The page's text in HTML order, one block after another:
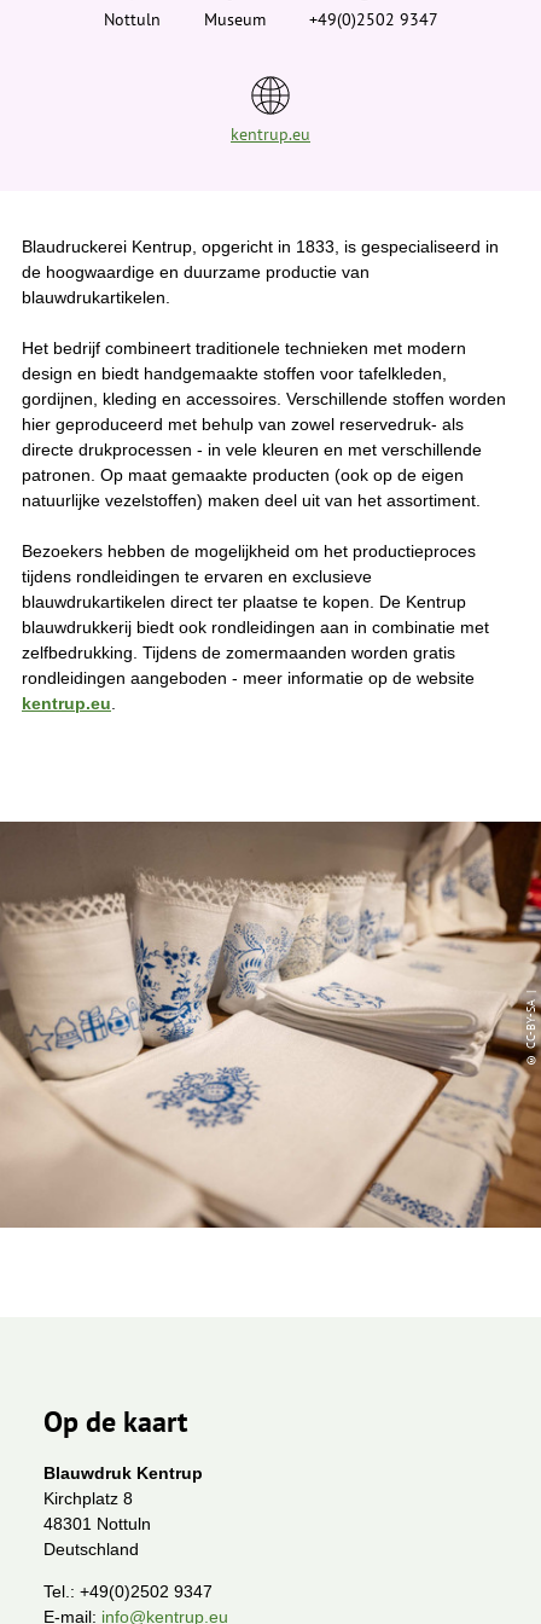
e
Nottuln Museum +49(0)2502 9347
kentrup.eu
Blaudruckerei Kentrup, opgericht in 1833, is gespecialiseerd in
de hoogwaardige en duurzame productie van
blauwdrukartikelen.
Het bedrijf combineert traditionele technieken met modern
design en biedt handgemaakte stoffen voor tafelkleden,
gordijnen, kleding en accessoires. Verschillende stoffen worden
hier geproduceerd met behulp van zowel reservedruk- als
directe drukprocessen - in vele kleuren en met verschillende
patronen. Op maat gemaakte producten (ook op de eigen
natuurlijke vezelstoffen) maken deel uit van het assortiment.
Bezoekers hebben de mogelijkheid om het productieproces
tijdens rondleidingen te ervaren en exclusieve
blauwdrukartikelen direct ter plaatse te kopen. De Kentrup
blauwdrukkerij biedt ook rondleidingen aan in combinatie met
zelfbedrukking. Tijdens de zomermaanden worden gratis
rondleidingen aangeboden - meer informatie op de website
kentrup.eu.
© CC-BY-SA |
Op de kaart
Blauwdruk Kentrup
Kirchplatz 8
48301 Nottuln
Deutschland
Tel.: +49(0)2502 9347
E-mail: info@kentrup.eu